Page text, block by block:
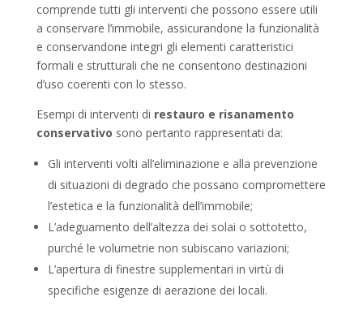
comprende tutti gli interventi che possono essere utili
a conservare l’immobile, assicurandone la funzionalità
e conservandone integri gli elementi caratteristici
formali e strutturali che ne consentono destinazioni
d’uso coerenti con lo stesso.
Esempi di interventi di restauro e risanamento
conservativo sono pertanto rappresentati da:
Gli interventi volti all’eliminazione e alla prevenzione
di situazioni di degrado che possano compromettere
l’estetica e la funzionalità dell’immobile;
L’adeguamento dell’altezza dei solai o sottotetto,
purché le volumetrie non subiscano variazioni;
L’apertura di finestre supplementari in virtù di
specifiche esigenze di aerazione dei locali.